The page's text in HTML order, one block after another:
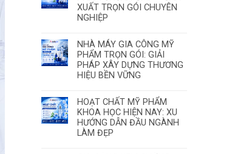
XUẤT TRỌN GÓI CHUYÊN
NGHIỆP
NHÀ MÁY GIA CÔNG MỸ
PHẨM TRỌN GÓI: GIẢI
PHÁP XÂY DỰNG THƯƠNG
HIỆU BỀN VỮNG
HOẠT CHẤT MỸ PHẨM
KHOA HỌC HIỆN NAY: XU
HƯỚNG DẪN ĐẦU NGÀNH
LÀM ĐẸP